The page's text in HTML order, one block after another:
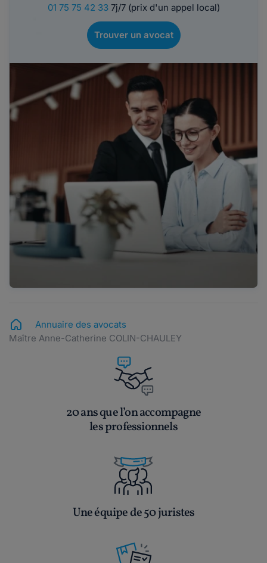
01 75 75 42 337j/7 (prix d'un appel local)
Trouver un avocat
Annuaire des avocats
Maître Anne-Catherine COLIN-CHAULEY
20 ans que l’on accompagne
les professionnels
Une équipe de 50 juristes